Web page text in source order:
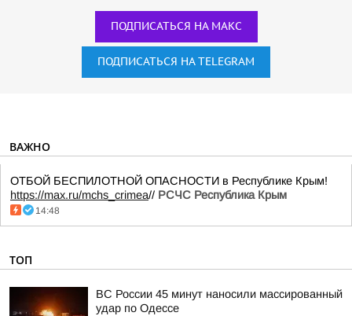
ПОДПИСАТЬСЯ НА МАКС
ПОДПИСАТЬСЯ НА TELEGRAM
ВАЖНО
ОТБОЙ БЕСПИЛОТНОЙ ОПАСНОСТИ в Республике Крым!
https://max.ru/mchs_crimea// РСЧС Республика Крым
14:48
ТОП
ВС России 45 минут наносили массированный
удар по Одессе